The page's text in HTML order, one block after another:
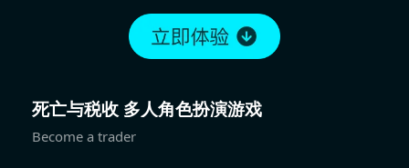
死亡与税收 多人角色扮演游戏
Become a trader